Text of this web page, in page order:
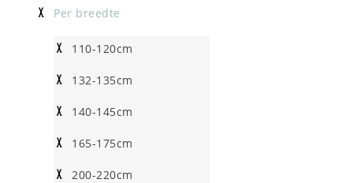
Per breedte
110-120cm
132-135cm
140-145cm
165-175cm
200-220cm